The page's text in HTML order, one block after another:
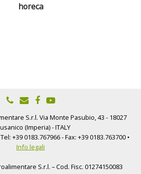
horeca
S.r.l. Via Monte Pasubio, 43 - 18027
(Imperia) - ITALY
+39 0183.767966 - Fax: +39 0183.763700 •
Info legali
S.r.l. – Cod. Fisc. 01274150083